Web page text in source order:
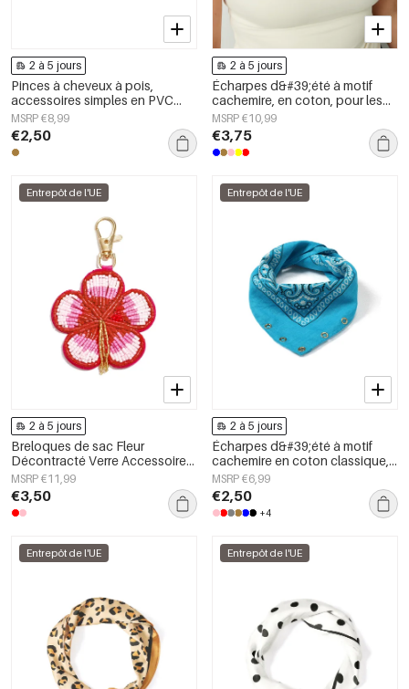
2 à 5 jours
Pinces à cheveux à pois,
accessoires simples en PVC
pour le quotidien
MSRP €8,99
€2,50
2 à 5 jours
Écharpes d&#39;été à motif
cachemire, en coton, pour les
vacances et le quotidien
MSRP €10,99
€3,75
Entrepôt de l'UE
2 à 5 jours
Breloques de sac Fleur
Décontracté Verre Accessoires
du quotidien
MSRP €11,99
€3,50
Entrepôt de l'UE
2 à 5 jours
Écharpes d&#39;été à motif
cachemire en coton classique,
accessoires du quotidien
MSRP €6,99
€2,50
+4
Entrepôt de l'UE Entrepôt de l'UE